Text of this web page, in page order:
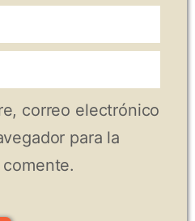
correo electrónico
para la